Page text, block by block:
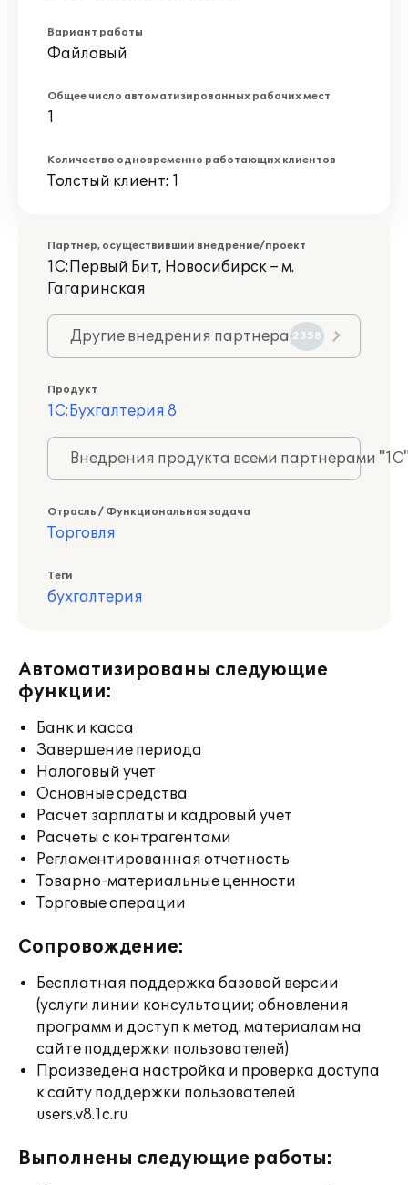
Вариант работы
Файловый
Общее число автоматизированных рабочих мест
1
Количество одновременно работающих клиентов
Толстый клиент: 1
Партнер, осуществивший внедрение/проект
1С:Первый Бит, Новосибирск – м.
Гагаринская
Другие внедрения партнера 2358
Продукт
1С:Бухгалтерия 8
Внедрения продукта всеми партнерами
Отрасль / Функциональная задача
Торговля
Теги
бухгалтерия
Автоматизированы следующие
функции:
Банк и касса
Завершение периода
Налоговый учет
Основные средства
Расчет зарплаты и кадровый учет
Расчеты с контрагентами
Регламентированная отчетность
Товарно-материальные ценности
Торговые операции
Сопровождение:
Бесплатная поддержка базовой версии
(услуги линии консультации; обновления
программ и доступ к метод. материалам на
сайте поддержки пользователей)
Произведена настройка и проверка доступа
к сайту поддержки пользователей
users.v8.1c.ru
Выполнены следующие работы: